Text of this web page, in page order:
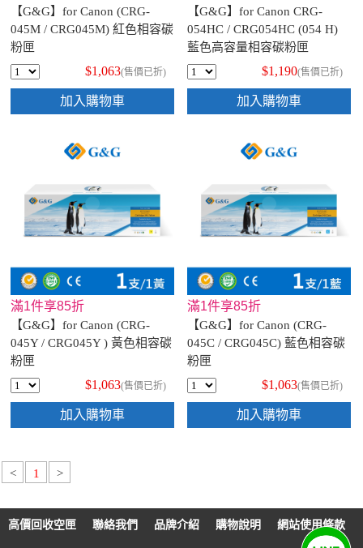
【G&G】for Canon (CRG-
045M / CRG045M) 紅色相容碳
粉匣
$1,063(售價已折)
加入購物車
【G&G】for Canon CRG-
054HC / CRG054HC (054 H)
藍色高容量相容碳粉匣
$1,190(售價已折)
加入購物車
滿1件享85折
【G&G】for Canon (CRG-
045Y / CRG045Y ) 黃色相容碳
粉匣
$1,063(售價已折)
加入購物車
滿1件享85折
【G&G】for Canon (CRG-
045C / CRG045C) 藍色相容碳
粉匣
$1,063(售價已折)
加入購物車
< 1 >
高價回收空匣 聯絡我們 品牌介紹 購物說明 網站使用條款